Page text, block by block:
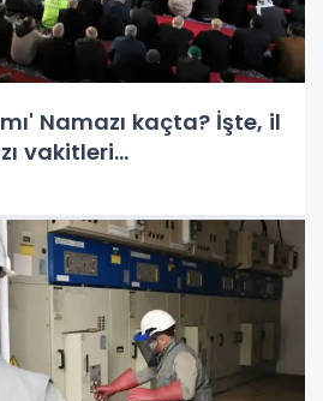
Namazı kaçta? İşte, il
vakitleri…